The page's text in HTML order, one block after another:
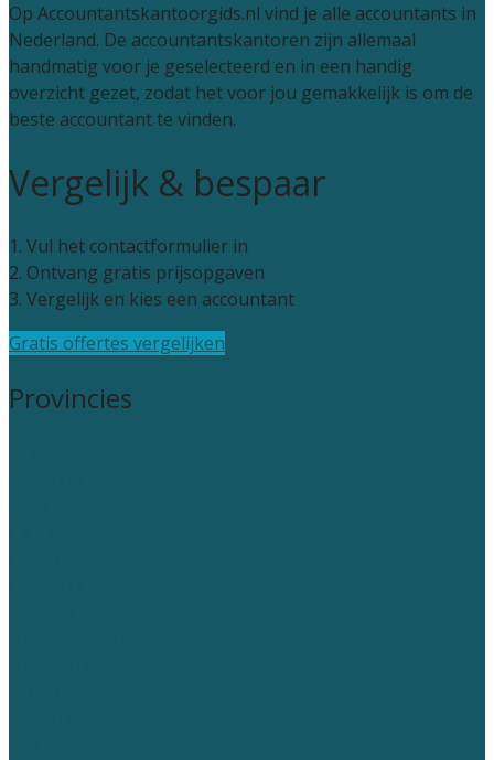
Op Accountantskantoorgids.nl vind je alle accountants in
Nederland. De accountantskantoren zijn allemaal
handmatig voor je geselecteerd en in een handig
overzicht gezet, zodat het voor jou gemakkelijk is om de
beste accountant te vinden.
Vergelijk & bespaar
1. Vul het contactformulier in
2. Ontvang gratis prijsopgaven
3. Vergelijk en kies een accountant
Gratis offertes vergelijken
Provincies